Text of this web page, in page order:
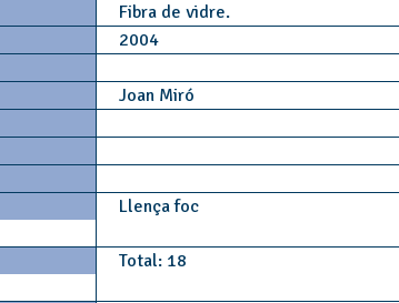
Fibra de vidre.
2004
Joan Miró
Llença foc
Total: 18